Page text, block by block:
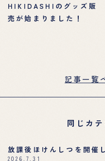
HIKIDASHIのグッズ販
売が始まりました！
記事一覧
同じカ
放課後ほけんしつを開催
2026.7.31